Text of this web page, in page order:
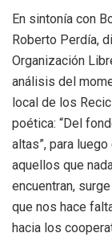
En sintonía con
Roberto Perdía,
Organización
análisis del
local de los
poética: “Del
altas”, para
aquellos que
encuentran,
que nos hace
hacia los